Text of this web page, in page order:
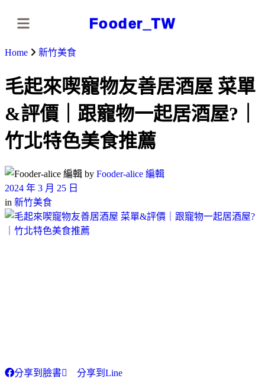
Fooder_TW
Home 新竹美食
毛起來喫寵物友善居酒屋 菜單
&評價｜跟寵物一起居酒屋?｜
竹北特色美食推薦
by Fooder-alice 編輯
2024 年 3 月 25 日
in 新竹美食
分享到臉書 分享到Line